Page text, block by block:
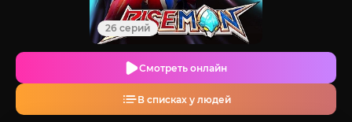
26 серий
Смотреть онлайн
В списках у людей